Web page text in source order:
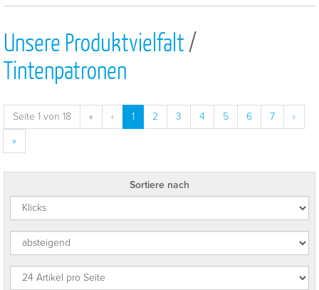
Unsere Produktvielfalt/
Tintenpatronen
Seite 1 von 18 « ‹ 1 2 3 4 5 6 7
›
»
Sortiere nach